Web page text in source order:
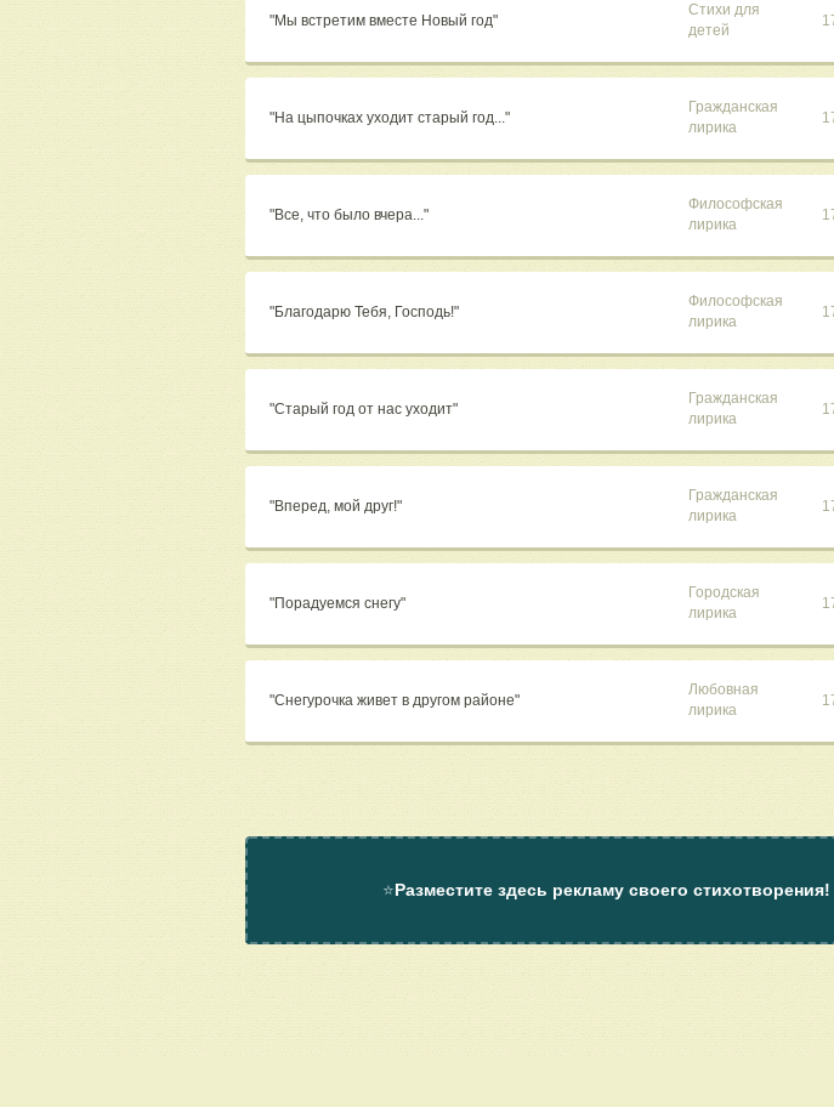
"Мы встретим вместе Новый год"
Стихи для
детей
"На цыпочках уходит старый год..."
Гражданская
лирика
"Все, что было вчера..."
Философская
лирика
"Благодарю Тебя, Господь!"
Философская
лирика
"Старый год от нас уходит"
Гражданская
лирика
"Вперед, мой друг!"
Гражданская
лирика
"Порадуемся снегу"
Городская
лирика
"Снегурочка живет в другом районе"
Любовная
лирика
⭐Разместите здесь рекламу своего стихотворения!